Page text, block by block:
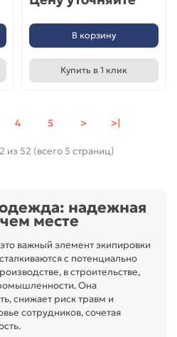
В корзину
Купить в 1 клик
4 5 > >|
из 52 (всего 5 страниц)
надежная
месте
важный элемент экипировки
с потенциально
в строительстве,
Она
снижает риск травм и
сотрудников, сочетая